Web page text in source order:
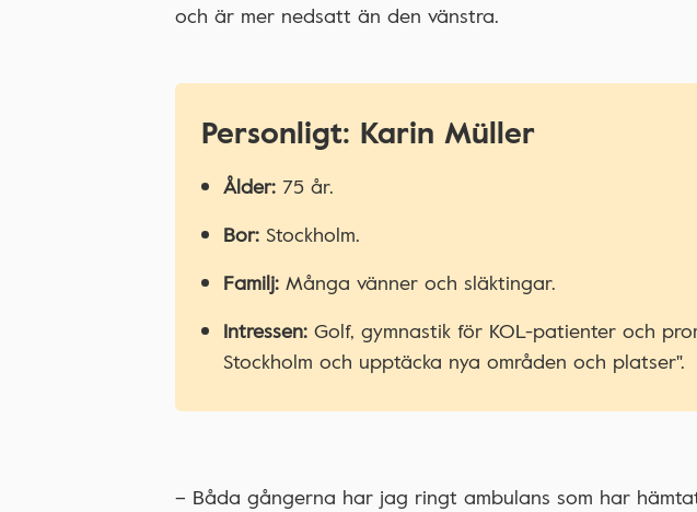
och är mer nedsatt än den vänstra.
Personligt: Karin Müller
Ålder: 75 år.
Bor: Stockholm.
Familj: Många vänner och släktingar.
Intressen: Golf, gymnastik för KOL-patienter och
Stockholm och upptäcka nya områden och platser".
– Båda gångerna har jag ringt ambulans som har